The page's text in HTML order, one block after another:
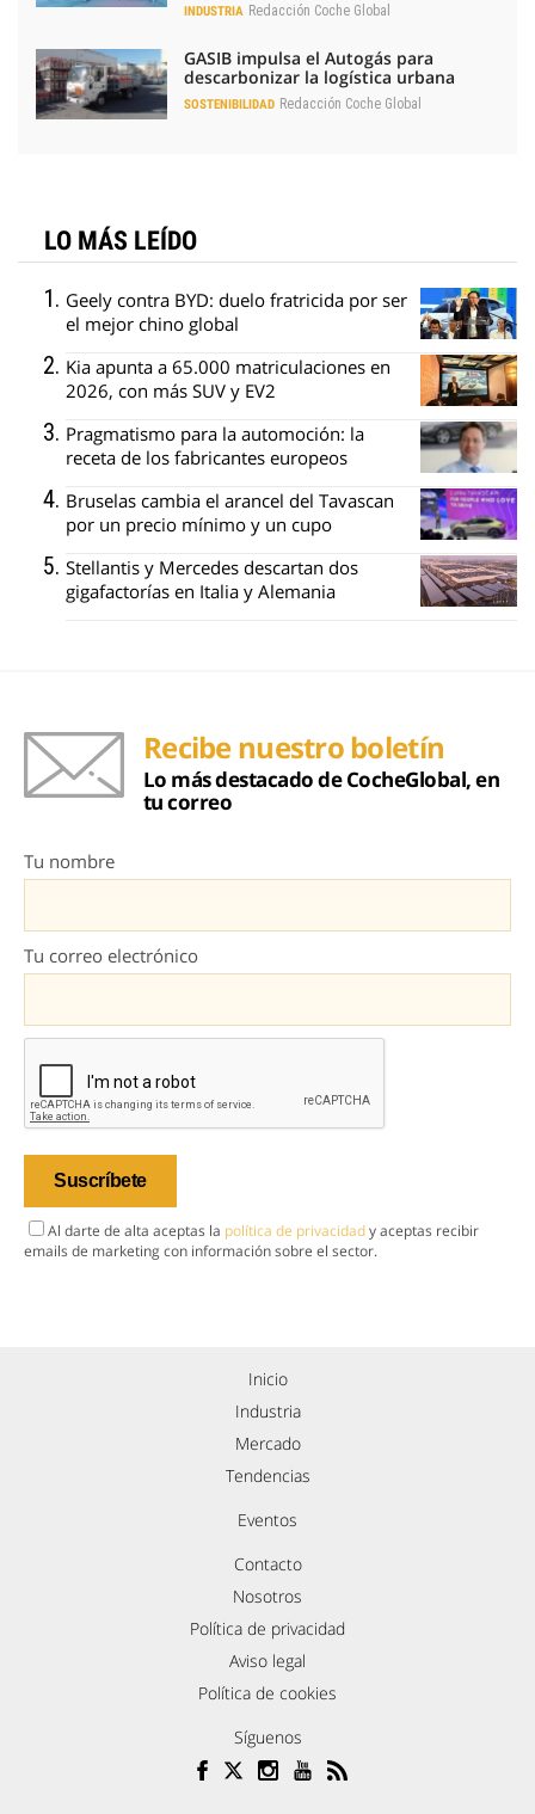
INDUSTRIA Redacción Coche Global
GASIB impulsa el Autogás para
descarbonizar la logística urbana
SOSTENIBILIDAD Redacción Coche Global
LO MÁS LEÍDO
Geely contra BYD: duelo fratricida por ser
el mejor chino global
Kia apunta a 65.000 matriculaciones en
2026, con más SUV y EV2
Pragmatismo para la automoción: la
receta de los fabricantes europeos
Bruselas cambia el arancel del Tavascan
por un precio mínimo y un cupo
Stellantis y Mercedes descartan dos
gigafactorías en Italia y Alemania
Recibe nuestro boletín
Lo más destacado de CocheGlobal, en
tu correo
Tu nombre
Tu correo electrónico
Al darte de alta aceptas la política de privacidady aceptas recibir
emails de marketing con información sobre el sector.
Inicio
Industria
Mercado
Tendencias
Eventos
Contacto
Nosotros
Política de privacidad
Aviso legal
Política de cookies
Síguenos